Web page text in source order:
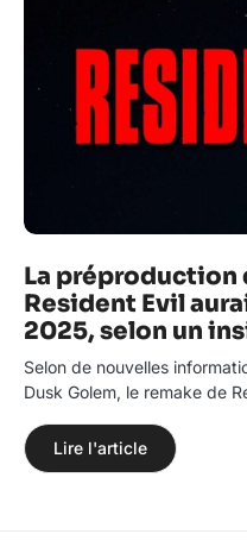
La préproduction
Resident Evil
2025, selon un
Selon de nouvelles
Dusk Golem, le remake de
Lire l'article